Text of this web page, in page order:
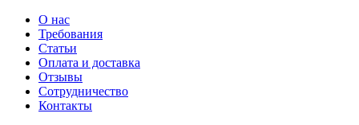
О нас
Требования
Статьи
Оплата и доставка
Отзывы
Сотрудничество
Контакты